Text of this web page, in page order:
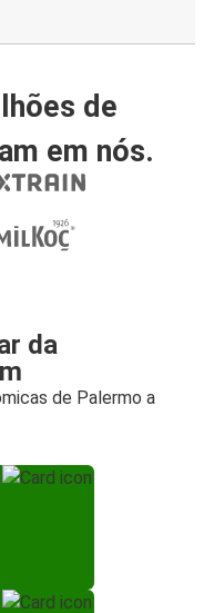
de
em nós.
da
de Palermo a